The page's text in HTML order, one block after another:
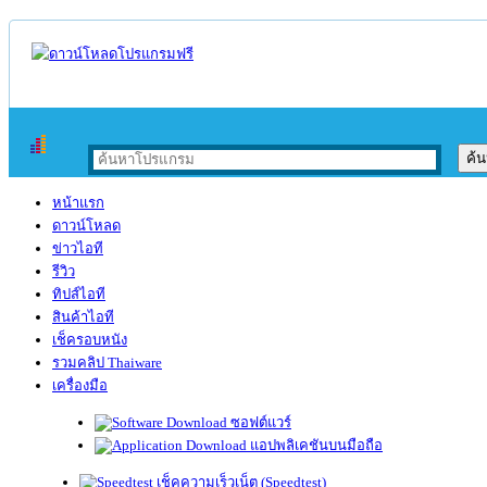
หน้าแรก
ดาวน์โหลด
ข่าวไอที
รีวิว
ทิปส์ไอที
สินค้าไอที
เช็ครอบหนัง
รวมคลิป Thaiware
เครื่องมือ
ซอฟต์แวร์
แอปพลิเคชันบนมือถือ
เช็คความเร็วเน็ต (Speedtest)